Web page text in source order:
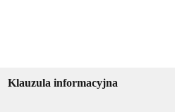
Klauzula informacyjna